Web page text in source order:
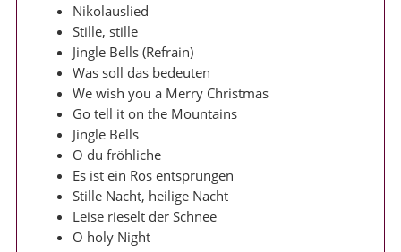
Nikolauslied
Stille, stille
Jingle Bells (Refrain)
Was soll das bedeuten
We wish you a Merry Christmas
Go tell it on the Mountains
Jingle Bells
O du fröhliche
Es ist ein Ros entsprungen
Stille Nacht, heilige Nacht
Leise rieselt der Schnee
O holy Night